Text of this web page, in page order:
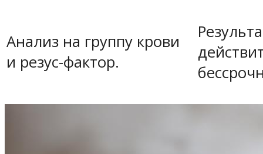
Анализ на группу крови
и резус-фактор.